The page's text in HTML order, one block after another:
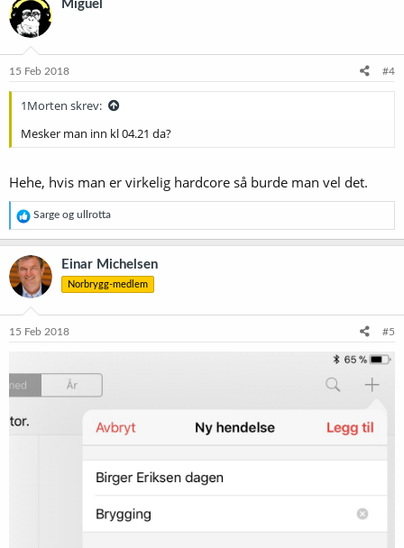
Miguel
15 Feb 2018 #4
1Morten skrev:
Mesker man inn kl 04.21 da?
Hehe, hvis man er virkelig hardcore så burde man vel det.
R
e
a
k
s
j
o
e
Sarge og ullrotta
Einar Michelsen
Norbrygg-medlem
15 Feb 2018 #5